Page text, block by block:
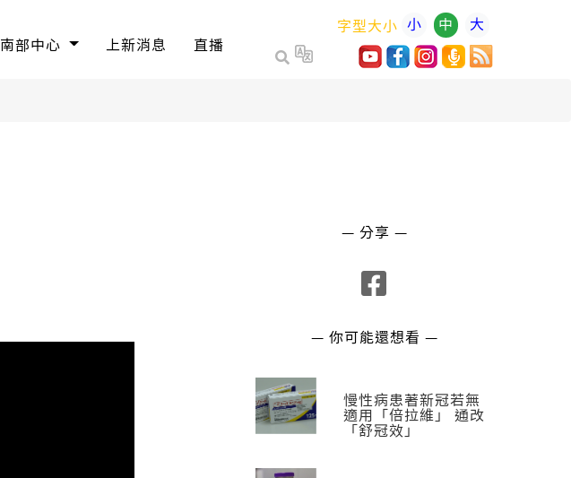
南部中心 上新消息 直播
字型大小 小 中 大
— 分享 —
— 你可能還想看 —
慢性病患著新冠若無
適用「倍拉維」 通改
「舒冠效」